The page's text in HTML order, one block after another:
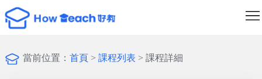
課
列
師
最
當前位置： 首頁> 課程列表 > 課程詳細